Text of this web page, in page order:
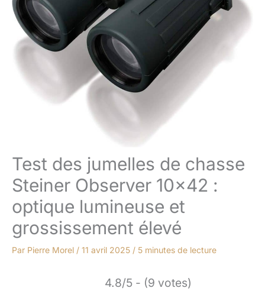
Test des jumelles de chasse
Steiner Observer 10×42 :
optique lumineuse et
grossissement élevé
Par Pierre Morel / 11 avril 2025 / 5 minutes de lecture
4.8/5 - (9 votes)